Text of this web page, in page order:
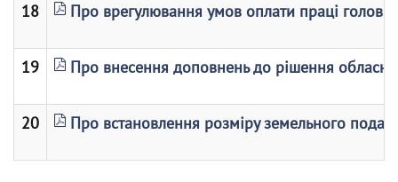
18 Про врегулювання умов оплати праці голови
19 Про внесення доповнень до рішення
20 Про встановлення розміру земельного